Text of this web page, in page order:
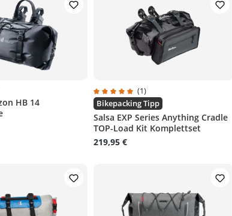
Bewertung von 5 von 5 Sternen
HB 14
Durchschnittliche Bewertung von
(1)
Bikepacking Tipp
Salsa EXP Series Anything Cradle
TOP-Load Kit Komplettset
219,95 €